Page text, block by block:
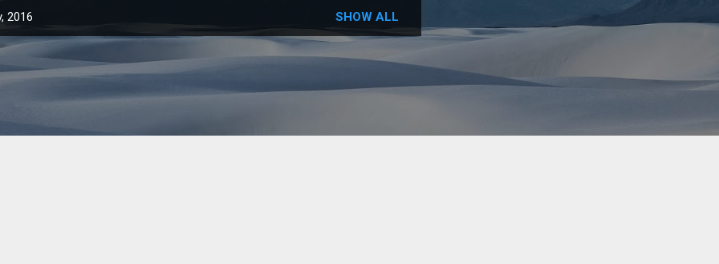
2016 SHOW ALL